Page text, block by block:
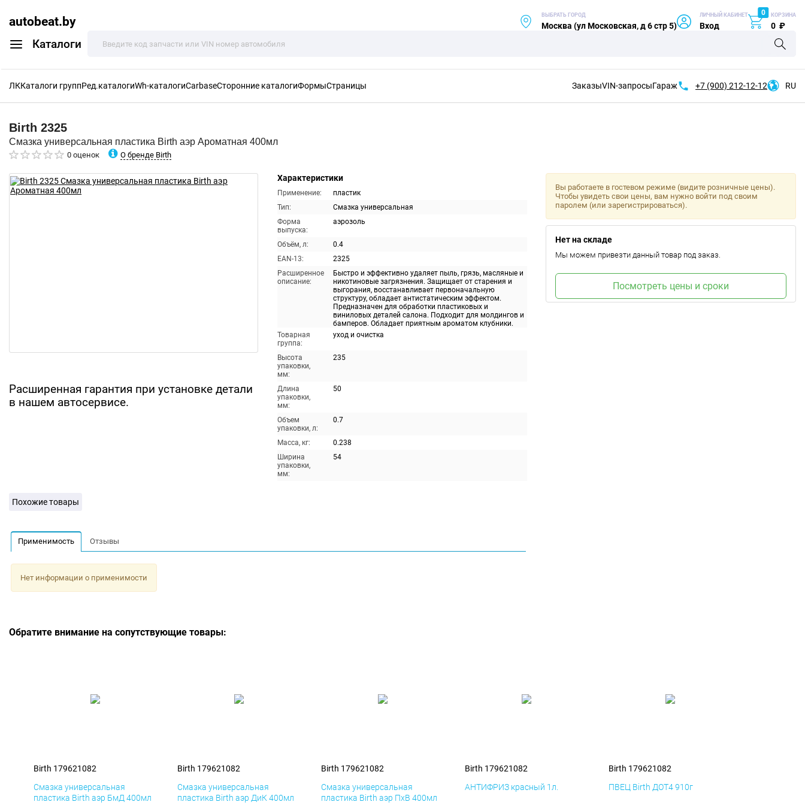
autobeat.by
Каталоги
ВЫБРАТЬ ГОРОД
Москва (ул Московская, д 6 стр 5)
ЛИЧНЫЙ КАБИНЕТ
Вход
0 КОРЗИНА
0 ₽
ЛККаталоги группРед.каталогиWh-каталогиCarbaseСторонние каталогиФормыСтраницы ЗаказыVIN-запросыГараж +7 (900) 212-12-12 RU
Birth 2325
Смазка универсальная пластика Birth аэр Ароматная 400мл
0 оценок О бренде Birth
Расширенная гарантия при установке детали
в нашем автосервисе.
Характеристики
Применение:
пластик
Тип:
Смазка универсальная
Форма
выпуска:
аэрозоль
Объём, л:
0.4
EAN-13:
2325
Расширенное
описание:
Быстро и эффективно удаляет пыль, грязь, масляные и
никотиновые загрязнения. Защищает от старения и
выгорания, восстанавливает первоначальную
структуру, обладает антистатическим эффектом.
Предназначен для обработки пластиковых и
виниловых деталей салона. Подходит для молдингов и
бамперов. Обладает приятным ароматом клубники.
Товарная
группа:
уход и очистка
Высота
упаковки,
мм:
235
Длина
упаковки,
мм:
50
Объем
упаковки, л:
0.7
Масса, кг:
0.238
Ширина
упаковки,
мм:
54
Вы работаете в гостевом режиме (видите розничные цены).
Чтобы увидеть свои цены, вам нужно войти под своим
паролем (или зарегистрироваться).
Нет на складе
Мы можем привезти данный товар под заказ.
Посмотреть цены и сроки
Похожие товары
Применимость Отзывы
Нет информации о применимости
Обратите внимание на сопутствующие товары:
Birth 179621082
Смазка универсальная
пластика Birth аэр БмД 400мл
Birth 179621082
Смазка универсальная
пластика Birth аэр ДиК 400мл
Birth 179621082
Смазка универсальная
пластика Birth аэр ПхВ 400мл
Birth 179621082
АНТИФРИЗ красный 1л.
Birth 179621082
ПВЕЦ Birth ДОТ4 910г